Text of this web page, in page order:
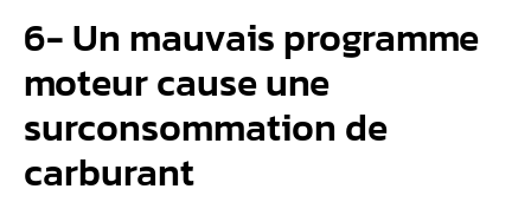
6- Un mauvais programme
moteur cause une
surconsommation de
carburant